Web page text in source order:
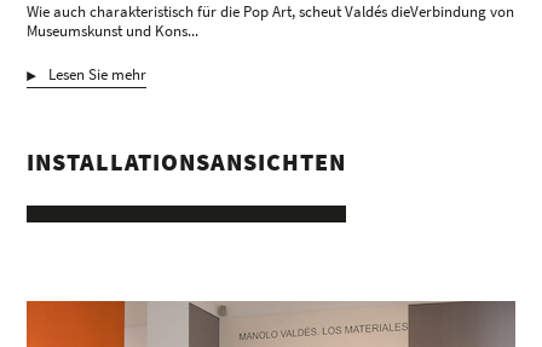
Wie auch charakteristisch für die Pop Art, scheut Valdés dieVerbindung von
Museumskunst und Kons...
Lesen Sie mehr
INSTALLATIONSANSICHTEN